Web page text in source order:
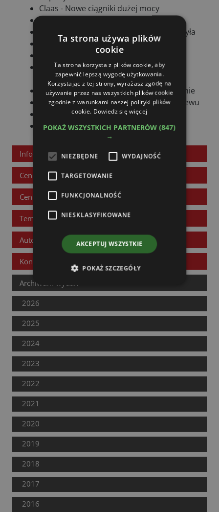
Claas - Nowe ciągniki dużej mocy
Agritechnica - Sprzedaż biletów już ruszyła
Granit - Wzmacniane części zamienne
Mandam - Cornman NA Targach
Krukowiak - Komponenty do produkcji
opryskiwaczy
Komfort Budzyń - 50 Letnie doświadczenie
Kuhn - Nowości w dziedzinie uprawy i siewu
A-Lima-Bis - W oryginalnym Kolorze
AMA Poland - Oferta rośnie
Informacje o czasopiśmie
Cennik reklam i ogłoszeń
Cennik reklam internetowych
Tematy wydań
Autorzy
Kontakt
Archiwum wydań
2026
2025
2024
2023
2022
2021
2020
2019
2018
2017
2016
Ta strona używa plików
cookie
Ta strona korzysta z plików cookie, aby
zapewnić lepszą wygodę użytkowania.
Korzystając z tej strony, wyrażasz zgodę na
używanie przez nas wszystkich plików cookie
zgodnie z warunkami naszej polityki plików
cookie. Dowiedz się więcej
POKAŻ WSZYSTKICH PARTNERÓW(847)
→
NIEZBĘDNE WYDAJNOŚĆ
TARGETOWANIE
FUNKCJONALNOŚĆ
NIESKLASYFIKOWANE
AKCEPTUJ WSZYSTKIE
POKAŻ SZCZEGÓŁY